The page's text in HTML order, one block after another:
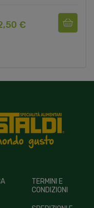
€
TERMINI E
CONDIZIONI